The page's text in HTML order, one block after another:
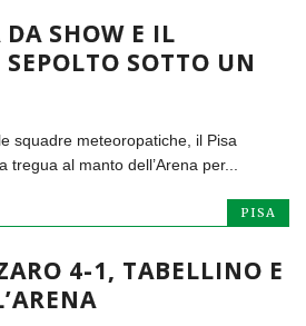
DA SHOW E IL
SOTTO UN
squadre meteoropatiche, il Pisa
al manto dell’Arena per...
PISA
4-1, TABELLINO E